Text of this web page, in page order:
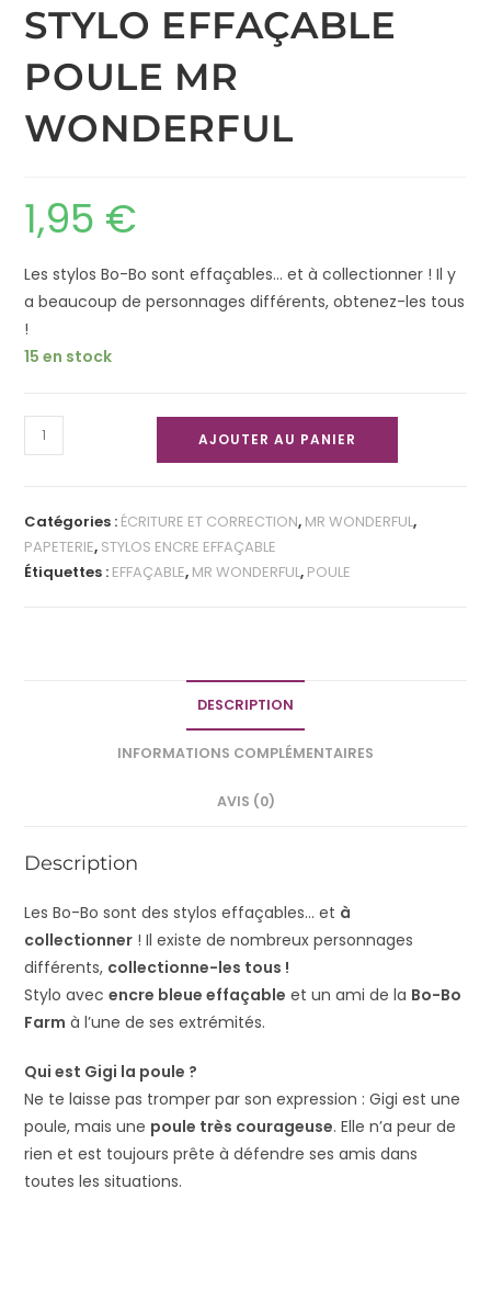
STYLO EFFAÇABLE
POULE MR
WONDERFUL
1,95 €
Les stylos Bo-Bo sont effaçables… et à collectionner ! Il y
a beaucoup de personnages différents, obtenez-les tous
!
15 en stock
AJOUTER AU PANIER
Catégories : ÉCRITURE ET CORRECTION, MR WONDERFUL,
PAPETERIE, STYLOS ENCRE EFFAÇABLE
Étiquettes : EFFAÇABLE, MR WONDERFUL, POULE
DESCRIPTION
INFORMATIONS COMPLÉMENTAIRES
AVIS (0)
Description
Les Bo-Bo sont des stylos effaçables… et à
collectionner ! Il existe de nombreux personnages
différents, collectionne-les tous !
Stylo avecencre bleue effaçable et un ami de la Bo-Bo
Farm à l’une de ses extrémités.
Qui est Gigi la poule ?
Ne te laisse pas tromper par son expression : Gigi est une
poule, mais une poule très courageuse. Elle n’a peur de
rien et est toujours prête à défendre ses amis dans
toutes les situations.